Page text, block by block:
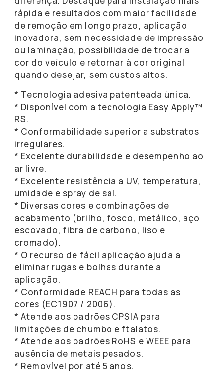
rápida e resultados com maior facilidade
de remoção em longo prazo, aplicação
inovadora, sem necessidade de impressão
ou laminação, possibilidade de trocar a
cor do veículo e retornar à cor original
quando desejar, sem custos altos.
* Tecnologia adesiva patenteada única.
* Disponível com a tecnologia Easy Apply™
RS.
* Conformabilidade superior a substratos
irregulares.
* Excelente durabilidade e desempenho ao
ar livre.
* Excelente resistência a UV, temperatura,
umidade e spray de sal.
* Diversas cores e combinações de
acabamento (brilho, fosco, metálico, aço
escovado, fibra de carbono, liso e
cromado).
* O recurso de fácil aplicação ajuda a
eliminar rugas e bolhas durante a
aplicação.
* Conformidade REACH para todas as
cores (EC1907 / 2006).
* Atende aos padrões CPSIA para
limitações de chumbo e ftalatos.
* Atende aos padrões RoHS e WEEE para
ausência de metais pesados.
* Removível por até 5 anos.